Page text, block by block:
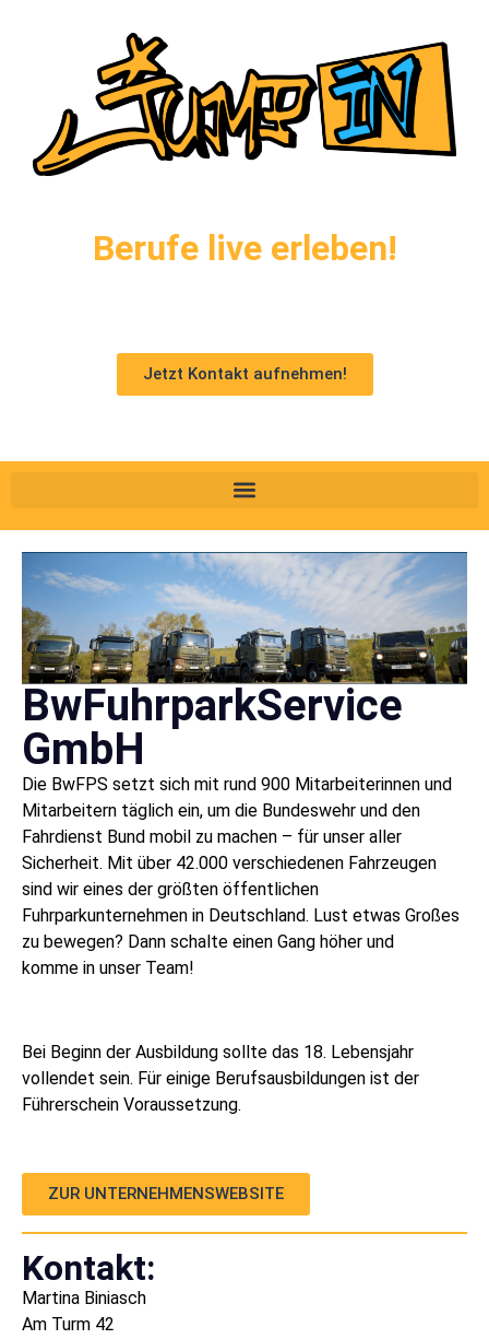
Berufe live erleben!
Jetzt Kontakt aufnehmen!
BwFuhrparkService
GmbH
Die BwFPS setzt sich mit rund 900 Mitarbeiterinnen und
Mitarbeitern täglich ein, um die Bundeswehr und den
Fahrdienst Bund mobil zu machen – für unser aller
Sicherheit. Mit über 42.000 verschiedenen Fahrzeugen
sind wir eines der größten öffentlichen
Fuhrparkunternehmen in Deutschland. Lust etwas Großes
zu bewegen? Dann schalte einen Gang höher und
komme in unser Team!
Bei Beginn der Ausbildung sollte das 18. Lebensjahr
vollendet sein. Für einige Berufsausbildungen ist der
Führerschein Voraussetzung.
ZUR UNTERNEHMENSWEBSITE
Kontakt:
Martina Biniasch
Am Turm 42